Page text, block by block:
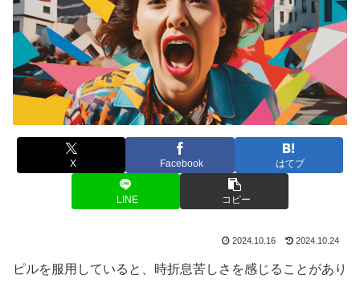
X Facebook はてブ
LINE コピー
2024.10.16 2024.10.24
ピルを服用していると、時折息苦しさを感じることがあり